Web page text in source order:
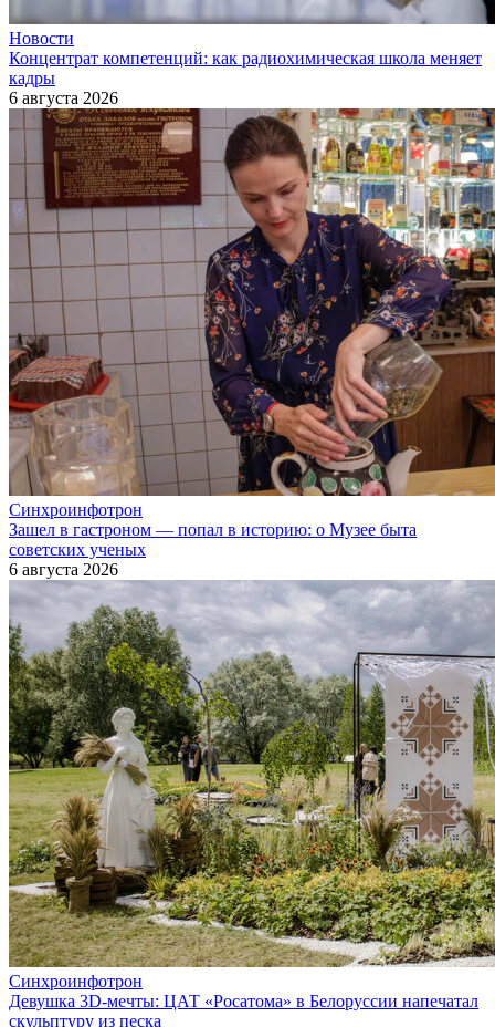
Новости
Концентрат компетенций: как радиохимическая школа меняет
кадры
6 августа 2026
Синхроинфотрон
Зашел в гастроном — попал в историю: о Музее быта
советских ученых
6 августа 2026
Синхроинфотрон
Девушка 3D-мечты: ЦАТ «Росатома» в Белоруссии напечатал
скульптуру из песка